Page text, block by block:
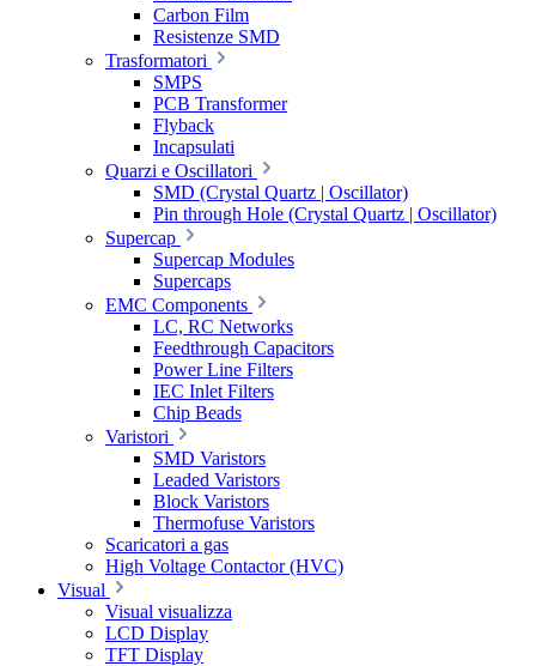
Carbon Film
Resistenze SMD
Trasformatori
SMPS
PCB Transformer
Flyback
Incapsulati
Quarzi e Oscillatori
SMD (Crystal Quartz | Oscillator)
Pin through Hole (Crystal Quartz | Oscillator)
Supercap
Supercap Modules
Supercaps
EMC Components
LC, RC Networks
Feedthrough Capacitors
Power Line Filters
IEC Inlet Filters
Chip Beads
Varistori
SMD Varistors
Leaded Varistors
Block Varistors
Thermofuse Varistors
Scaricatori a gas
High Voltage Contactor (HVC)
Visual
Visual visualizza
LCD Display
TFT Display